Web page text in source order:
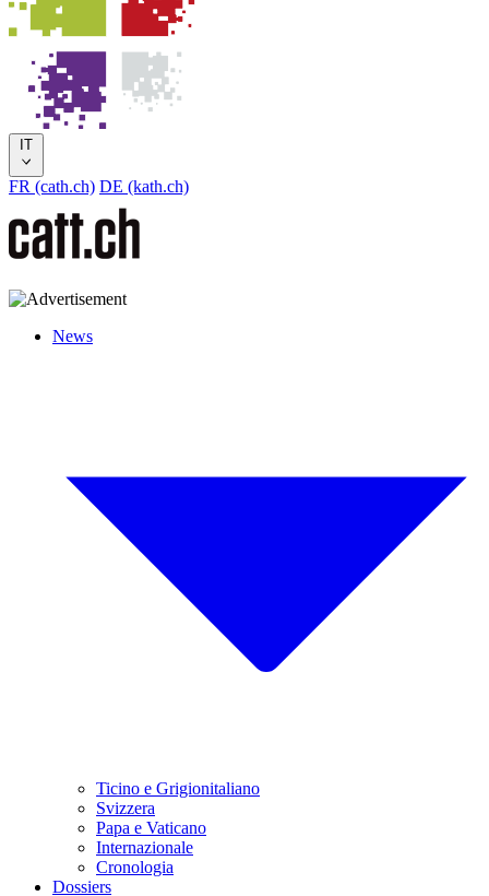
IT
FR (cath.ch) DE (kath.ch)
News
Ticino e Grigionitaliano
Svizzera
Papa e Vaticano
Internazionale
Cronologia
Dossiers